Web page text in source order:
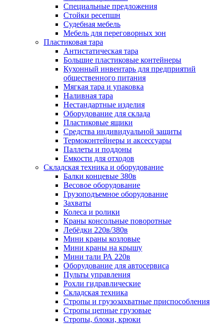
Специальные предложения
Стойки ресепшн
Судебная мебель
Мебель для переговорных зон
Пластиковая тара
Антистатическая тара
Большие пластиковые контейнеры
Кухонный инвентарь для предприятий
общественного питания
Мягкая тара и упаковка
Наливная тара
Нестандартные изделия
Оборудование для склада
Пластиковые ящики
Средства индивидуальной защиты
Термоконтейнеры и аксессуары
Паллеты и поддоны
Емкости для отходов
Складская техника и оборудование
Балки концевые 380в
Весовое оборудование
Грузоподъемное оборудование
Захваты
Колеса и ролики
Краны консольные поворотные
Лебёдки 220в/380в
Мини краны козловые
Мини краны на крышу
Мини тали РА 220в
Оборудование для автосервиса
Пульты управления
Рохли гидравлические
Складская техника
Стропы и грузозахватные приспособления
Стропы цепные грузовые
Стропы, блоки, крюки